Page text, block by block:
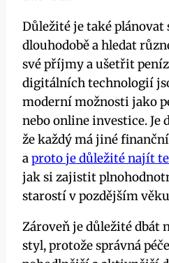
Důležité je také plánovat
dlouhodobě a hledat
své příjmy a ušetřit
digitálních technologií
moderní možnosti jako
nebo online investice. Je
že každý má jiné
aproto je důležité najít
jak si zajistit
starostí v pozdějším
Zároveň je důležité dbát
styl, protože správná